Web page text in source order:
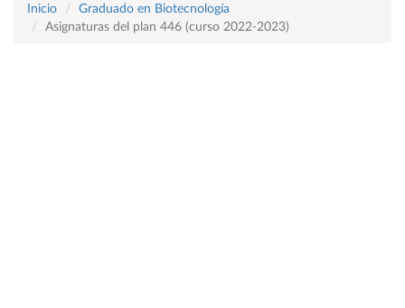
Inicio
Graduado en Biotecnología
Asignaturas del plan 446 (curso 2022-2023)